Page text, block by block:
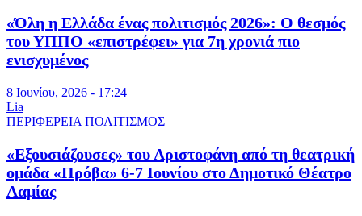
«Όλη η Ελλάδα ένας πολιτισμός 2026»: Ο θεσμός
του ΥΠΠΟ «επιστρέφει» για 7η χρονιά πιο
ενισχυμένος
8 Ιουνίου, 2026 - 17:24
Lia
ΠΕΡΙΦΕΡΕΙΑ ΠΟΛΙΤΙΣΜΟΣ
«Εξουσιάζουσες» του Αριστοφάνη από τη θεατρική
ομάδα «Πρόβα» 6-7 Ιουνίου στο Δημοτικό Θέατρο
Λαμίας